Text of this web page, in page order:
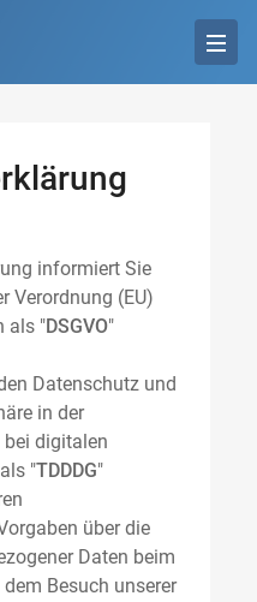
informiert Sie
Verordnung (EU)
als "DSGVO"
Datenschutz und
in der
digitalen
"TDDDG"
über die
Daten beim
Besuch unserer